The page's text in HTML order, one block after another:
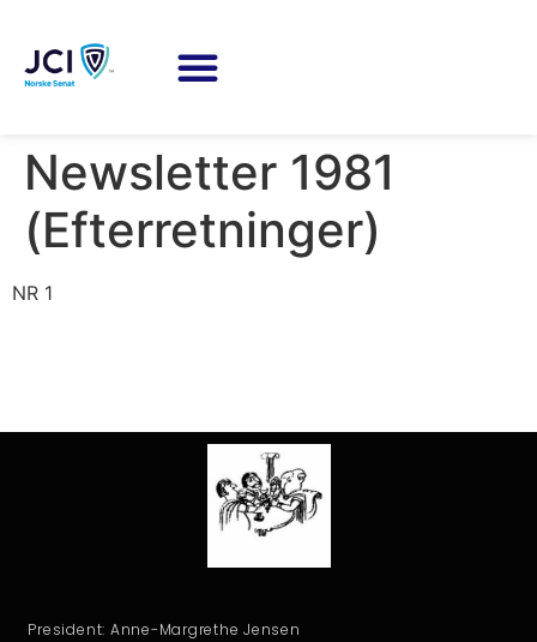
Newsletter 1981
(Efterretninger)
NR 1
President: Anne-Margrethe Jensen